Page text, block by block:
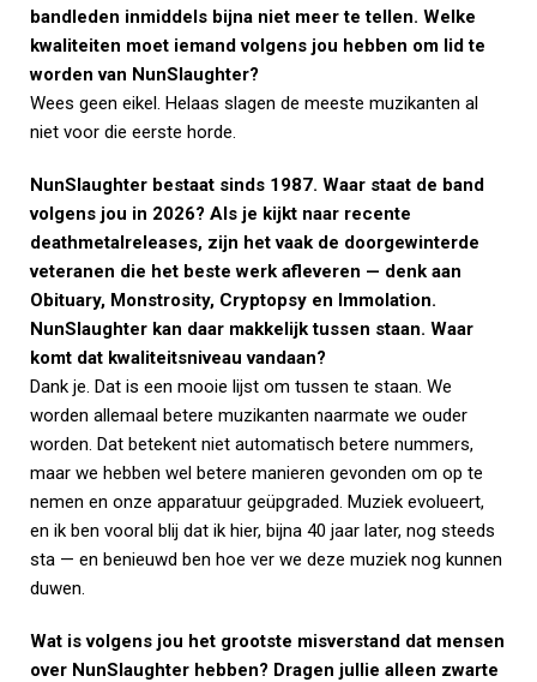
bandleden inmiddels bijna niet meer te tellen. Welke
kwaliteiten moet iemand volgens jou hebben om lid te
worden van NunSlaughter?
Wees geen eikel. Helaas slagen de meeste muzikanten al
niet voor die eerste horde.
NunSlaughter bestaat sinds 1987. Waar staat de band
volgens jou in 2026? Als je kijkt naar recente
deathmetalreleases, zijn het vaak de doorgewinterde
veteranen die het beste werk afleveren — denk aan
Obituary, Monstrosity, Cryptopsy en Immolation.
NunSlaughter kan daar makkelijk tussen staan. Waar
komt dat kwaliteitsniveau vandaan?
Dank je. Dat is een mooie lijst om tussen te staan. We
worden allemaal betere muzikanten naarmate we ouder
worden. Dat betekent niet automatisch betere nummers,
maar we hebben wel betere manieren gevonden om op te
nemen en onze apparatuur geüpgraded. Muziek evolueert,
en ik ben vooral blij dat ik hier, bijna 40 jaar later, nog steeds
sta — en benieuwd ben hoe ver we deze muziek nog kunnen
duwen.
Wat is volgens jou het grootste misverstand dat mensen
over NunSlaughter hebben? Dragen jullie alleen zwarte